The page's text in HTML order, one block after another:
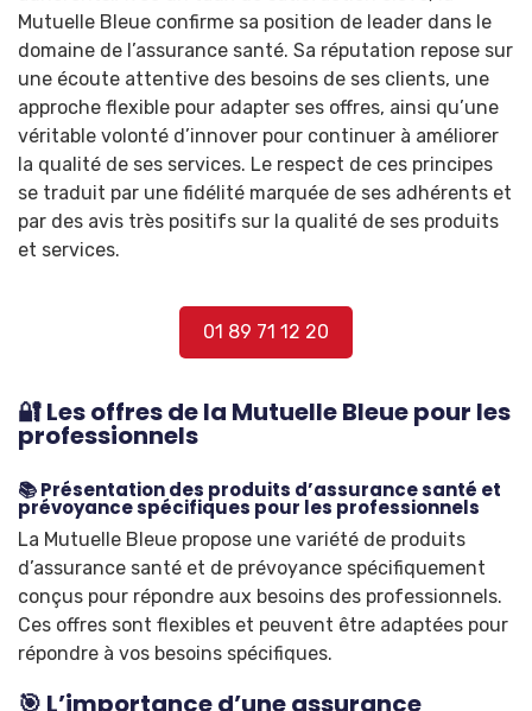
Mutuelle Bleue confirme sa position de leader dans le
domaine de l’assurance santé. Sa réputation repose sur
une écoute attentive des besoins de ses clients, une
approche flexible pour adapter ses offres, ainsi qu’une
véritable volonté d’innover pour continuer à améliorer
la qualité de ses services. Le respect de ces principes
se traduit par une fidélité marquée de ses adhérents et
par des avis très positifs sur la qualité de ses produits
et services.
01 89 71 12 20
🔐 Les offres de la Mutuelle Bleue pour les
professionnels
📚 Présentation des produits d’assurance santé et
prévoyance spécifiques pour les professionnels
La Mutuelle Bleue propose une variété de produits
d’assurance santé et de prévoyance spécifiquement
conçus pour répondre aux besoins des professionnels.
Ces offres sont flexibles et peuvent être adaptées pour
répondre à vos besoins spécifiques.
🎯 L’importance d’une assurance